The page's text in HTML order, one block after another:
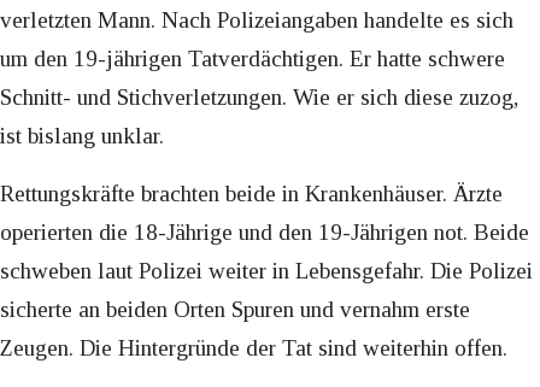
verletzten Mann. Nach Polizeiangaben handelte es sich
um den 19-jährigen Tatverdächtigen. Er hatte schwere
Schnitt- und Stichverletzungen. Wie er sich diese zuzog,
ist bislang unklar.
Rettungskräfte brachten beide in Krankenhäuser. Ärzte
operierten die 18-Jährige und den 19-Jährigen not. Beide
schweben laut Polizei weiter in Lebensgefahr. Die Polizei
sicherte an beiden Orten Spuren und vernahm erste
Zeugen. Die Hintergründe der Tat sind weiterhin offen.